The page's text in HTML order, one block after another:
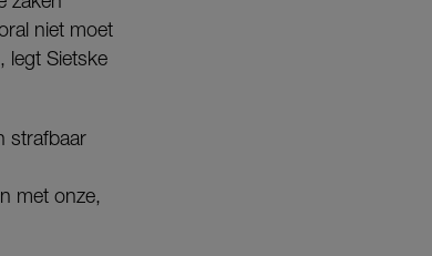
niet moet
legt Sietske
strafbaar
met onze,